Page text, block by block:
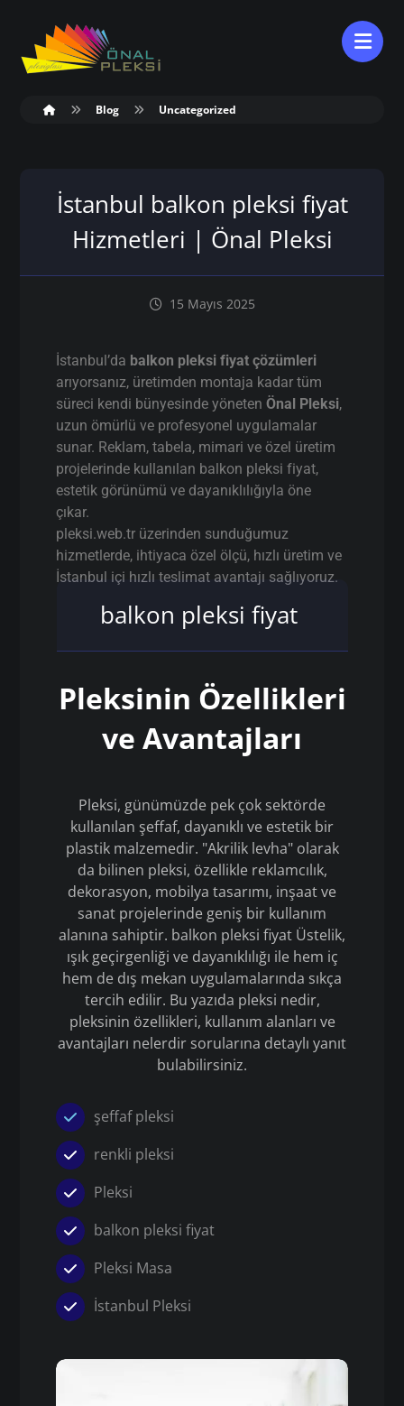
Blog Uncategorized
İstanbul balkon pleksi fiyat
Hizmetleri | Önal Pleksi
15 Mayıs 2025
İstanbul’da balkon pleksi fiyat çözümleri
arıyorsanız, üretimden montaja kadar tüm
süreci kendi bünyesinde yönetenÖnal Pleksi,
uzun ömürlü ve profesyonel uygulamalar
sunar. Reklam, tabela, mimari ve özel üretim
projelerinde kullanılan balkon pleksi fiyat,
estetik görünümü ve dayanıklılığıyla öne
çıkar.
pleksi.web.tr üzerinden sunduğumuz
hizmetlerde, ihtiyaca özel ölçü, hızlı üretim ve
İstanbul içi hızlı teslimat avantajı sağlıyoruz.
balkon pleksi fiyat
Pleksinin Özellikleri
ve Avantajları
Pleksi, günümüzde pek çok sektörde
kullanılan şeffaf, dayanıklı ve estetik bir
plastik malzemedir. "Akrilik levha" olarak
da bilinen pleksi, özellikle reklamcılık,
dekorasyon, mobilya tasarımı, inşaat ve
sanat projelerinde geniş bir kullanım
alanına sahiptir. balkon pleksi fiyat Üstelik,
ışık geçirgenliği ve dayanıklılığı ile hem iç
hem de dış mekan uygulamalarında sıkça
tercih edilir. Bu yazıda pleksi nedir,
pleksinin özellikleri, kullanım alanları ve
avantajları nelerdir sorularına detaylı yanıt
bulabilirsiniz.
şeffaf pleksi
renkli pleksi
Pleksi
balkon pleksi fiyat
Pleksi Masa
İstanbul Pleksi